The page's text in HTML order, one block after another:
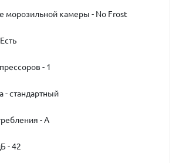
морозильной камеры - No Frost
- 1
- стандартный
- A
- 42